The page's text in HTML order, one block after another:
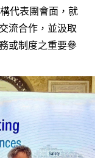
代表團會面，就
流合作，並汲取
或制度之重要參